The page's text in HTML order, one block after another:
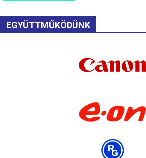
EGYÜTTMŰKÖDÜNK